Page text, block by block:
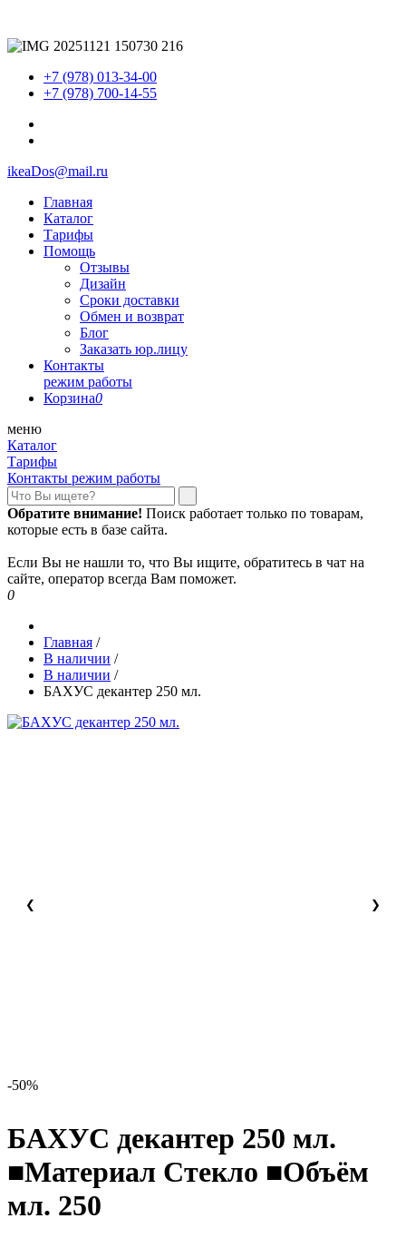
+7 (978) 013-34-00
+7 (978) 700-14-55
ikeaDos@mail.ru
Главная
Каталог
Тарифы
Помощь
Отзывы
Дизайн
Сроки доставки
Обмен и возврат
Блог
Заказать юр.лицу
Контакты
режим работы
Корзина0
меню
Каталог
Тарифы
Контакты режим работы
Обратите внимание! Поиск работает только по товарам,
которые есть в базе сайта.
Если Вы не нашли то, что Вы ищите, обратитесь в чат на
сайте, оператор всегда Вам поможет.
0
Главная /
В наличии /
В наличии /
БАХУС декантер 250 мл.
❮ ❯
-50%
БАХУС декантер 250 мл.
■Материал Стекло ■Объём
мл. 250